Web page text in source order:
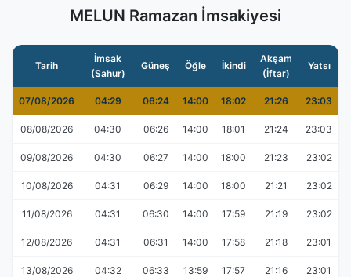
MELUN Ramazan İmsakiyesi
Tarih
İmsak
(Sahur)
Güneş Öğle İkindi
Akşam
(İftar)
Yatsı
07/08/2026 04:29 06:24 14:00 18:02 21:26 23:03
08/08/2026 04:30 06:26 14:00 18:01 21:24 23:03
09/08/2026 04:30 06:27 14:00 18:00 21:23 23:02
10/08/2026 04:31 06:29 14:00 18:00 21:21 23:02
11/08/2026 04:31 06:30 14:00 17:59 21:19 23:02
12/08/2026 04:31 06:31 14:00 17:58 21:18 23:01
13/08/2026 04:32 06:33 13:59 17:57 21:16 23:01